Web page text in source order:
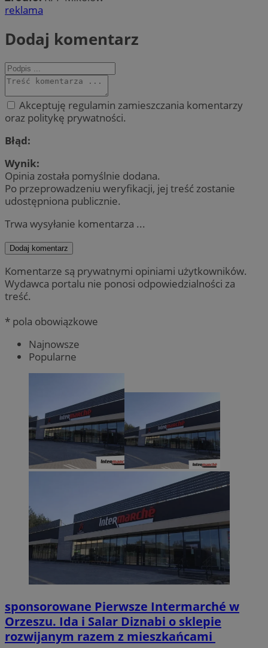
reklama
Dodaj komentarz
Akceptuję regulamin zamieszczania komentarzy
oraz politykę prywatności.
Błąd:
Wynik:
Opinia została pomyślnie dodana.
Po przeprowadzeniu weryfikacji, jej treść zostanie
udostępniona publicznie.
Trwa wysyłanie komentarza ...
Dodaj komentarz
Komentarze są prywatnymi opiniami użytkowników.
Wydawca portalu nie ponosi odpowiedzialności za
treść.
* pola obowiązkowe
Najnowsze
Popularne
sponsorowane Pierwsze Intermarché w
Orzeszu. Ida i Salar Diznabi o sklepie
rozwijanym razem z mieszkańcami